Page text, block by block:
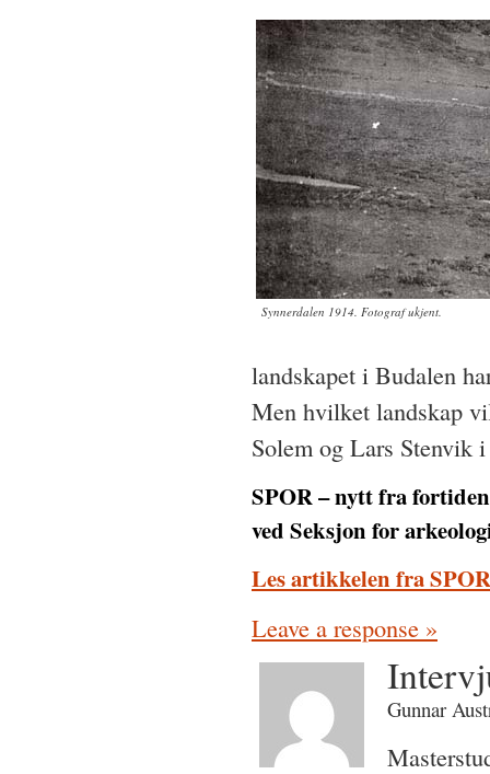
Synnerdalen 1914. Fotograf ukjent.
landskapet i Budalen
Men hvilket landskap
Solem og Lars Stenvik
SPOR – nytt fra
ved Seksjon for
Les artikkelen fra
Leave a response »
Gunnar